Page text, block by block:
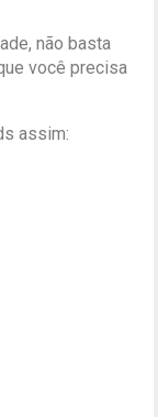
não basta
você precisa
assim: